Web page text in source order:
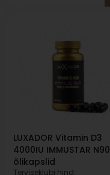
LUXADOR Vitamin D3
4000IU IMMUSTAR N90
õlikapslid
Terviseklubi hind: